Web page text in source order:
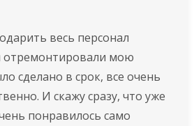
весь персонал
отремонтировали мою
сделано в срок, все очень
И скажу сразу, что уже
понравилось само